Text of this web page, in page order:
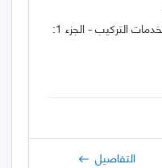
اختبارات مقاومة الحريق لخدمات التركيب - الجزء 1:
التفاصيل